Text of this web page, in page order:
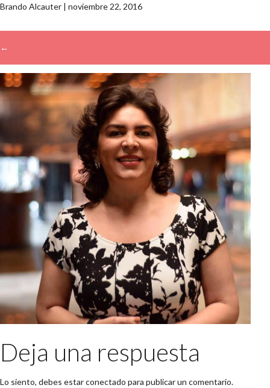
Brando Alcauter | noviembre 22, 2016
←
→
Deja una respuesta
Lo siento, debes estarconectado para publicar un comentario.